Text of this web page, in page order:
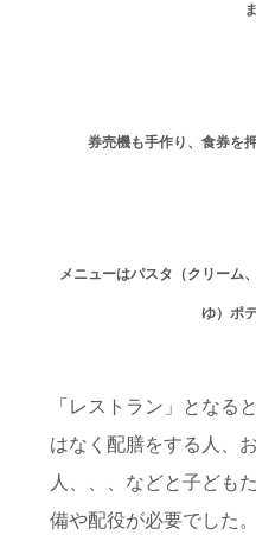
券売機も手作り、食券を
メニューはパスタ（クリーム
ゆ）ポ
「レストラン」となる
はなく配膳をする人、
人、、、などと子ども
備や配役が必要でした。